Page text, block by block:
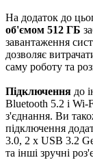
На додаток до
об'ємом 512 ГБ
завантаження
дозволяє
саму роботу та
Підключення до
Bluetooth 5.2 і Wi-
з'єднання. Ви
підключення
3.0, 2 x USB 3.2
та інші зручні